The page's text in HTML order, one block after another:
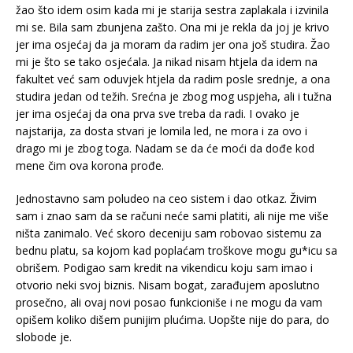
žao što idem osim kada mi je starija sestra zaplakala i izvinila
mi se. Bila sam zbunjena zašto. Ona mi je rekla da joj je krivo
jer ima osjećaj da ja moram da radim jer ona još studira. Žao
mi je što se tako osjećala. Ja nikad nisam htjela da idem na
fakultet već sam oduvjek htjela da radim posle srednje, a ona
studira jedan od težih. Srećna je zbog mog uspjeha, ali i tužna
jer ima osjećaj da ona prva sve treba da radi. I ovako je
najstarija, za dosta stvari je lomila led, ne mora i za ovo i
drago mi je zbog toga. Nadam se da će moći da dođe kod
mene čim ova korona prođe.
Jednostavno sam poludeo na ceo sistem i dao otkaz. Živim
sam i znao sam da se računi neće sami platiti, ali nije me više
ništa zanimalo. Već skoro deceniju sam robovao sistemu za
bednu platu, sa kojom kad poplaćam troškove mogu gu*icu sa
obrišem. Podigao sam kredit na vikendicu koju sam imao i
otvorio neki svoj biznis. Nisam bogat, zarađujem aposlutno
prosečno, ali ovaj novi posao funkcioniše i ne mogu da vam
opišem koliko dišem punijim plućima. Uopšte nije do para, do
slobode je.